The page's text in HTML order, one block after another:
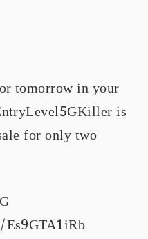
tomorrow in your
is
for only two